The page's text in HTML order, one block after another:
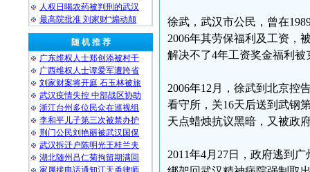
人权日喝农药被判刑的武汉
最高院批准 刘家财“煽动颠
随 机 推 荐
广东维权人士郑创添被村干
广西维权人士谭爱军遭跨省
刘家财案将开庭 石玉林被旅
武汉疫情失控 中部战区协助
浙江台州多位民众在巡视组
李和平儿子第三次被禁办护
荆门公民刘艳丽被武汉国保
武汉拆迁户陈明光王桂兰夫
湖北随州吕仁菊拘留期满回
家属接电话通知江天勇律师
徐武，武汉市公民，曾在
2006年其劳保福利及工资，
解决不了4年工资奖金福利被
2006年12月，徐武到北京控
看守所，关16天后送到武钢
天点蜡烛抗议黑暗，又被政
2011年4月27日，政府逃到